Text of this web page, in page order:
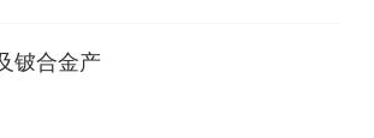
铍合金产